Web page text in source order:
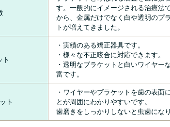
す。一般的にイメージされる治療法
から、金属だけでなく白や透明のプ
トが増えてきました。
ト
・実績のある矯正器具です。
・様々な不正咬合に対応できます。
・透明なブラケットと白いワイヤー
富です。
ト
・ワイヤーやブラケットを歯の表面
とが周囲にわかりやすいです。
歯磨きをしっかりしないと虫歯にな